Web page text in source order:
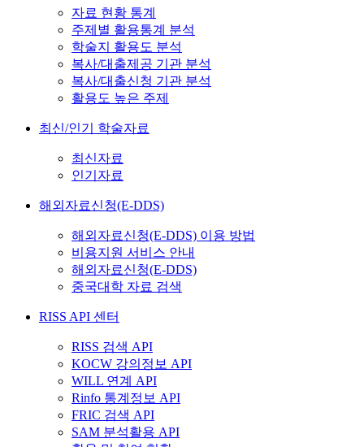
자료 현황 통계
주제별 활용통계 분석
학술지 활용도 분석
복사/대출제공 기관 분석
복사/대출신청 기관 분석
활용도 높은 주제
최신/인기 학술자료
최신자료
인기자료
해외자료신청(E-DDS)
해외자료신청(E-DDS) 이용 방법
비용지원 서비스 안내
해외자료신청(E-DDS)
중국대학 자료 검색
RISS API 센터
RISS 검색 API
KOCW 강의정보 API
WILL 연계 API
Rinfo 통계정보 API
FRIC 검색 API
SAM 분석활용 API